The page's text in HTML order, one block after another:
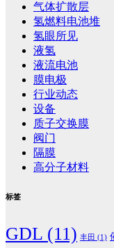
气体扩散层
氢燃料电池堆
氢眼所见
液氢
液流电池
膜电极
行业动态
设备
质子交换膜
阀门
隔膜
高分子材料
标签
GDL (11) 丰田 (1)